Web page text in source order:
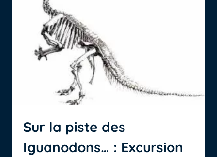
Sur la piste des
Iguanodons… : Excursion